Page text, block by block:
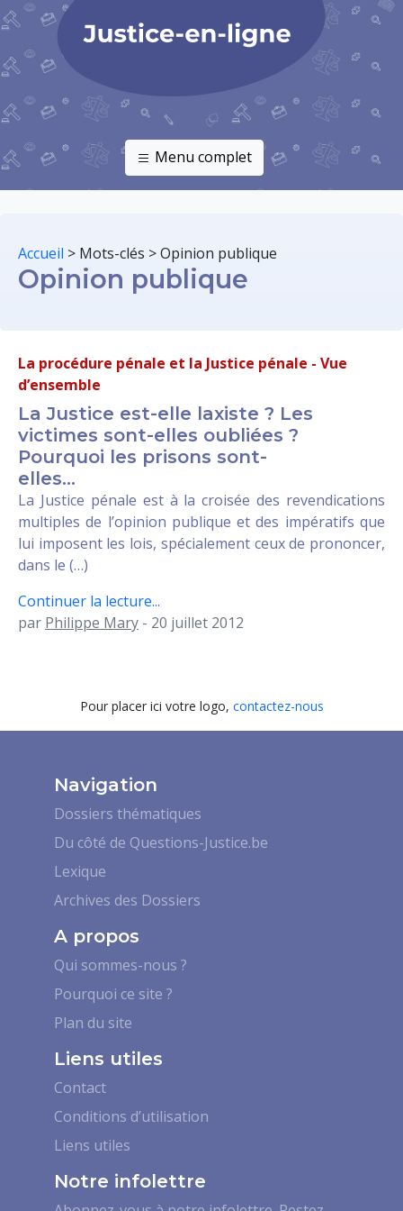
Menu complet
Accueil > Mots-clés >Opinion publique
Opinion publique
La procédure pénale et la Justice pénale - Vue
d’ensemble
La Justice est-elle laxiste ? Les
victimes sont-elles oubliées ?
Pourquoi les prisons sont-
elles...
La Justice pénale est à la croisée des revendications
multiples de l’opinion publique et des impératifs que
lui imposent les lois, spécialement ceux de prononcer,
dans le (…)
Continuer la lecture...
par Philippe Mary - 20 juillet 2012
Pour placer ici votre logo, contactez-nous
Navigation
Dossiers thématiques
Du côté de Questions-Justice.be
Lexique
Archives des Dossiers
A propos
Qui sommes-nous ?
Pourquoi ce site ?
Plan du site
Liens utiles
Contact
Conditions d’utilisation
Liens utiles
Notre infolettre